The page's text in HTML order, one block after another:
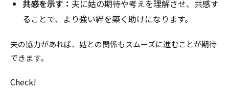
共感を示す： 夫に姑の期待や考えを理解させ、共感す
ることで、より強い絆を築く助けになります。
夫の協力があれば、姑との関係もスムーズに進むことが期待
できます。
Check!